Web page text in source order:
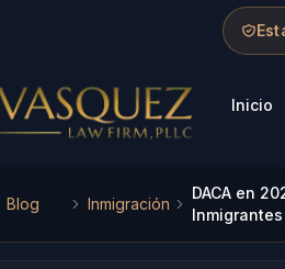
Firm - Home
Inicio
Blog Inmigración
DACA en
Inmigrantes